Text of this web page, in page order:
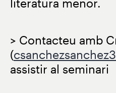
literatura menor.
> Contacteu amb
(
assistir al seminari